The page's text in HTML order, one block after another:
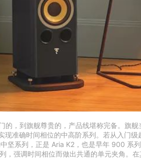
，到旗舰尊贵的，产品线堪称完备。旗
现准确时间相位的中高阶系列。若从入门
坚系列，正是 Aria K2，也是早年 900 系列
强调时间相位而做出共通的单元夹角。